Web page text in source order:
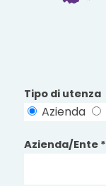
Tipo di utenza
Azienda
Azienda/Ente *